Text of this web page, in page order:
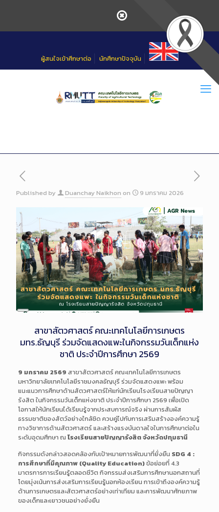
ผู้สนใจเข้าศึกษาต่อ นักศึกษาปัจจุบัน
Published by Duanchay Naikhon on 9 มกราคม 2026
Long
Description
สาขาสัตวศาสตร์ คณะเทคโนโลยีการเกษตร
มทร.ธัญบุรี ร่วมจัดแสดงแพะในกิจกรรมวันเด็กแห่ง
ชาติ ประจำปีการศึกษา 2569
9 มกราคม 2569 สาขาสัตวศาสตร์ คณะเทคโนโลยีการเกษตร
มหาวิทยาลัยเทคโนโลยีราชมงคลธัญบุรี ร่วมจัดแสดงแพะ พร้อม
แนะแนวการศึกษาด้านสัตวศาสตร์ให้แก่นักเรียนโรงเรียนสายปัญญา
รังสิต ในกิจกรรมวันเด็กแห่งชาติ ประจำปีการศึกษา 2569 เพื่อเปิด
โอกาสให้นักเรียนได้เรียนรู้จากประสบการณ์จริง ผ่านการสัมผัส
ธรรมชาติของสัตว์อย่างใกล้ชิด ควบคู่ไปกับการเสริมสร้างองค์ความรู้
ทางวิชาการด้านสัตวศาสตร์ และสร้างแรงบันดาลใจในการศึกษาต่อใน
ระดับอุดมศึกษา ณ โรงเรียนสายปัญญารังสิต จังหวัดปทุมธานี
กิจกรรมดังกล่าวสอดคล้องกับเป้าหมายการพัฒนาที่ยั่งยืน SDG 4 :
การศึกษาที่มีคุณภาพ (Quality Education)ข้อย่อยที่ 4.3
มาตรการการเรียนรู้ตลอดชีวิต กิจกรรมส่งเสริมการศึกษานอกสถานที่
โดยมุ่งเน้นการส่งเสริมการเรียนรู้นอกห้องเรียน การเข้าถึงองค์ความรู้
ด้านการเกษตรและสัตวศาสตร์อย่างเท่าเทียม และการพัฒนาศักยภาพ
ของเด็กและเยาวชนอย่างยั่งยืน